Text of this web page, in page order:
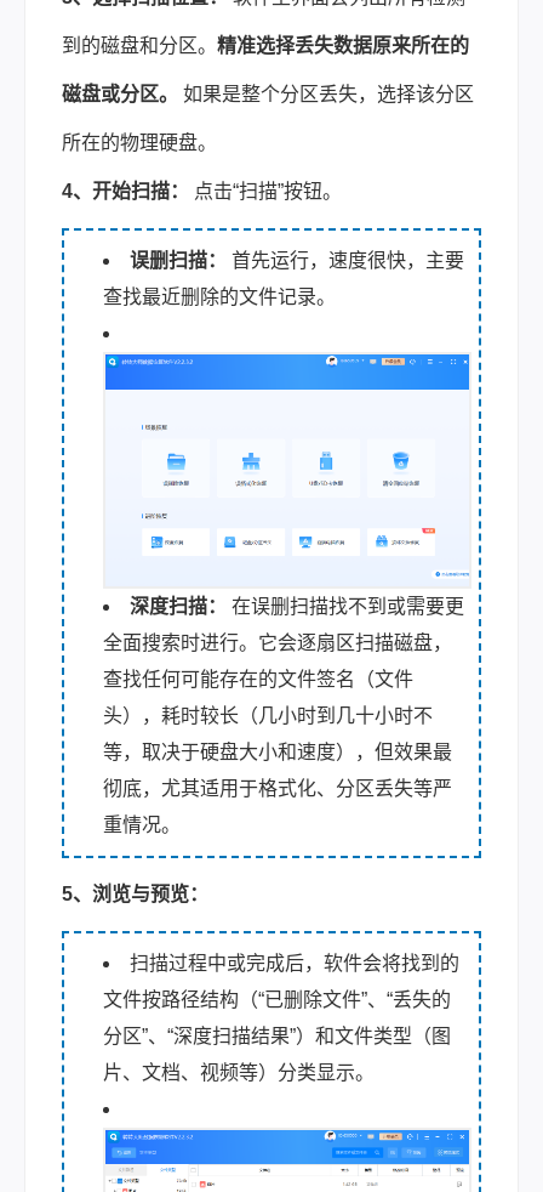
到的磁盘和分区。 精准选择丢失数据原来所在的
磁盘或分区。 如果是整个分区丢失，选择该分区
所在的物理硬盘。
4、开始扫描： 点击“扫描”按钮。
误删扫描：
首先运行，速度很快，主要
查找最近删除的文件记录。
深度扫描：
在误删扫描找不到或需要更
全面搜索时进行。它会逐扇区扫描磁盘，
查找任何可能存在的文件签名（文件
头），耗时较长（几小时到几十小时不
等，取决于硬盘大小和速度），但效果最
彻底，尤其适用于格式化、分区丢失等严
重情况。
5、浏览与预览：
扫描过程中或完成后，软件会将找到的
文件按路径结构（“已删除文件”、“丢失的
分区”、“深度扫描结果”）和文件类型（图
片、文档、视频等）分类显示。